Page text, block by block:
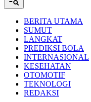
BERITA UTAMA
SUMUT
LANGKAT
PREDIKSI BOLA
INTERNASIONAL
KESEHATAN
OTOMOTIF
TEKNOLOGI
REDAKSI